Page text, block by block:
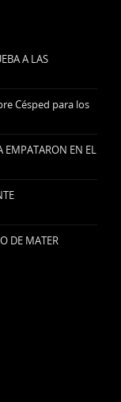
A LAS
Césped para los
EN EL
DE MATER